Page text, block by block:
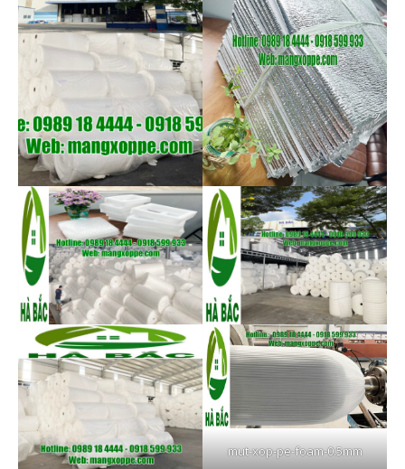
mut-xop-pe-foam-0.5mm